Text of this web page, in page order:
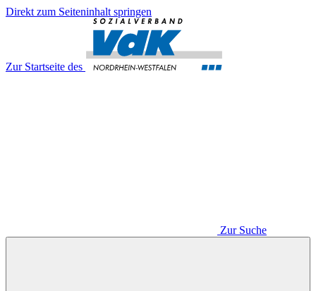
Direkt zum Seiteninhalt springen
Zur Startseite des
Zur Suche